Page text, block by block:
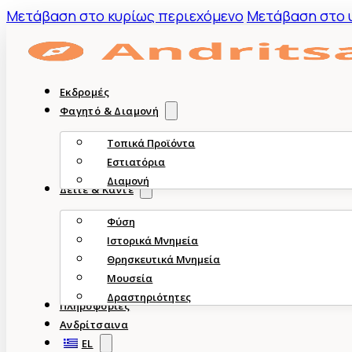
Mετάβαση στο κυρίως περιεχόμενο Μετάβαση στο
Εκδρομές
Φαγητό & Διαμονή
Τοπικά Προϊόντα
Εστιατόρια
Διαμονή
Δείτε & Κάντε
Φύση
Ιστορικά Μνημεία
Θρησκευτικά Μνημεία
Μουσεία
Δραστηριότητες
Πληροφορίες
Ανδρίτσαινα
EL